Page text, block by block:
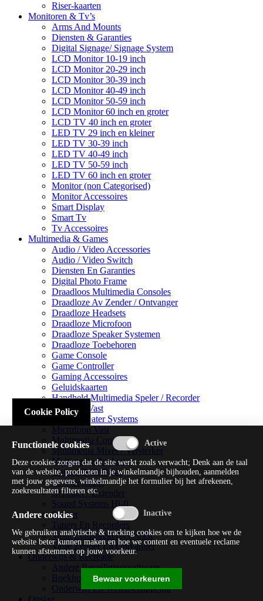
Riser-kaarten
Monitoren & Tv’s
Arms And Mounts
Diensten & Garanties
Digital Signage/ Signage System
LCD Monitor 10-19 inch
LCD Monitor 20-29 inch
LCD Monitor 30-39 inch
LCD Monitor 40-49 inch
LCD Monitor 50-59 inch
LCD Monitor 60 inch en groter
LCD TV 40 inch en groter
LED TV 29 inch en kleiner
LED TV 30-39 inch
LED TV 40-49 inch
LED TV 50-59 inch
LED TV 60 inch en groter
Monitor (non Categorised)
Monitor Accessoires
Smart Display
Smart Tv
Tv Accessoires
Multimedia & Games
Audio / Video Accessories
Audio / Video Switch
Diensten En Garanties
Digital Photo Frame
Draadloos Multimedia Consoles
Draadloze Av Zender / Ontvanger
Draadloze Headsets
Draadloze Microfoon
Draadloze Speaker Systemen
Draadloze Toebehoren
Game Console
Game Controller
Gaming Accessoires
Geluidskaarten
Handheld Multimedia Speler / Recorder
Headsets Vast
Home Theater Systems
Microfoon Vast
Multimedia Consoles
Multimedia Mixer / Versterker
Multimedia Productie
Optical Disk Drive
Pc Videokaart
Repeater / Extender
Sound Systems Hi-fi
Splitter
Tuners En Recorders
Vaste Luidsprekersystemen
Vaste Zender En Ontvanger
Onderwijs & Recreatie
Andere Beveiligingssoftware
Boekhouding / Financiën
Onderwijs En Wetenschappelijk
Cookie Policy
Functionele cookies
Deze cookies zorgen dat de site werkt zoals verwacht; Denk aan de taal
van de website, producten in je winkelmandje bijhouden, aanmelden
met jouw gegevens, winkelmandje het formulier bij het afrekenen,
zoekresultaten filteren etc.
Andere cookies
We gebruiken analytische & tracking cookies om te kijken hoe we de
website beter kunnen maken en hoe we content en eventuele reclame
kunnen afstemmen op jouw voorkeur.
Bewaar voorkeuren